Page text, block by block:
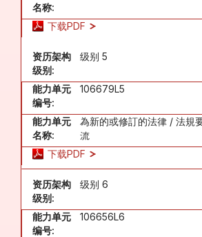
名称:
下载PDF
资历架构
级别:
级别 5
能力单元
编号:
106679L5
能力单元
名称:
為新的或修訂的法律 / 法規
流
下载PDF
资历架构
级别:
级别 6
能力单元
编号:
106656L6